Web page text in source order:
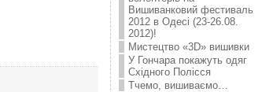
Вишиванковий фестиваль
2012 в Одесі (23-26.08.
2012)!
Мистецтво «3D» вишивки
У Гончара покажуть одяг
Східного Полісся
Тчемо, вишиваємо…